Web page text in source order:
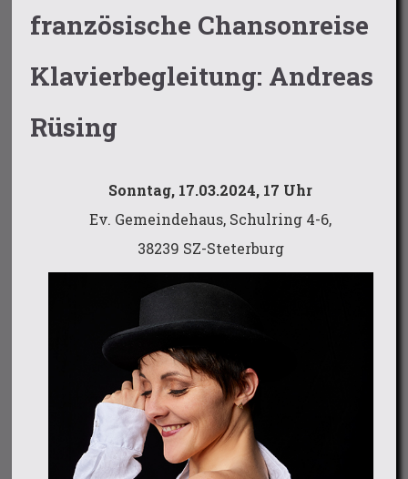
französische Chansonreise
Klavierbegleitung: Andreas
Rüsing
Sonntag, 17.03.2024, 17 Uhr
Ev. Gemeindehaus, Schulring 4-6,
38239 SZ-Steterburg